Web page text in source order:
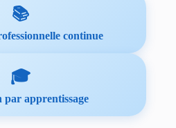
📚
continue
🎓
par apprentissage